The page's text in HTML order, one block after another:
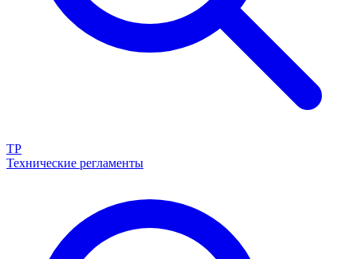
ТР
Технические регламенты